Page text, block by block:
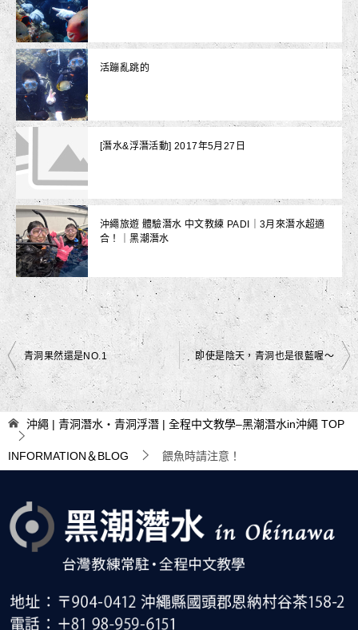
活蹦亂跳的
[潛水&浮潛活動] 2017年5月27日
沖繩旅遊 體驗潛水 中文教練 PADI｜3月來潛水超適
合！｜黑潮潛水
文
章
導
覽
青洞果然還是NO.1 即使是陰天，青洞也是很藍喔～
沖繩 | 青洞潛水・青洞浮潛 | 全程中文教學–黑潮潛水in沖繩 TOP
INFORMATION＆BLOG 餵魚時請注意！